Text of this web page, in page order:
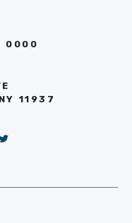
0000
11937